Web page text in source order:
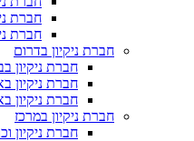
חברת
חברת
חברת ניקיון בדרום
חברת ניקיון
חברת ניקיון
חברת ניקיון
חברת ניקיון במרכז
חברת ניקיון